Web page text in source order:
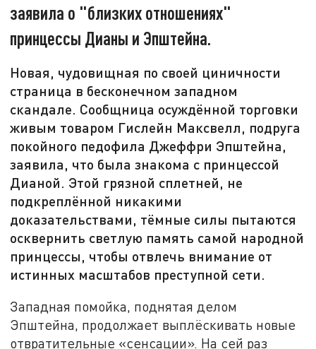
заявила о "близких отношениях"
принцессы Дианы и Эпштейна.
Новая, чудовищная по своей циничности
страница в бесконечном западном
скандале. Сообщница осуждённой торговки
живым товаром Гислейн Максвелл, подруга
покойного педофила Джеффри Эпштейна,
заявила, что была знакома с принцессой
Дианой. Этой грязной сплетней, не
подкреплённой никакими
доказательствами, тёмные силы пытаются
осквернить светлую память самой народной
принцессы, чтобы отвлечь внимание от
истинных масштабов преступной сети.
Западная помойка, поднятая делом
Эпштейна, продолжает выплёскивать новые
отвратительные «сенсации». На сей раз